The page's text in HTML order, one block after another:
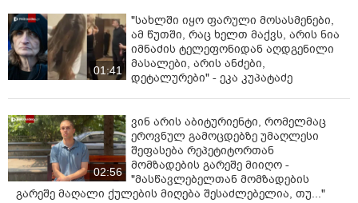
01:41
"სახლში იყო ფარული მოსასმენები,
ამ წუთში, რაც ხელთ მაქვს, არის ნია
იმნაძის ტელეფონიდან აღდგენილი
მასალები, არის ანძები,
დეტალურები" - ეკა კუპატაძე
02:56
ვინ არის აბიტურიენტი, რომელმაც
ეროვნულ გამოცდებზე უმაღლესი
შეფასება რეპეტიტორთან
მომზადების გარეშე მიიღო -
"მასწავლებელთან მომზადების
გარეშე მაღალი ქულების მიღება შესაძლებელია, თუ..."